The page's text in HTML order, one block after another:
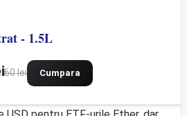
- 1.5L
60 lei Cumpara